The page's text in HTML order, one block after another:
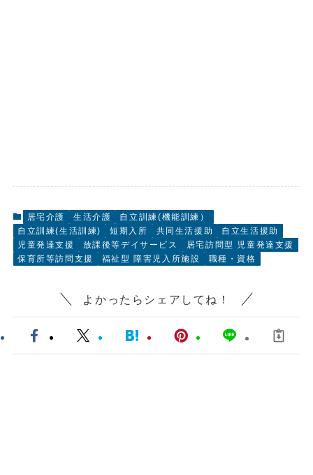
居宅介護 生活介護
自立訓練(機能訓練）
自立訓練(生活訓練)
短期入所 共同生活援助
自立生活援助
児童発達支援
放課後等デイサービス
居宅訪問型 児童発達支援
保育所等訪問支援
福祉型 障害児入所施設 職種・資格
よかったらシェアしてね！